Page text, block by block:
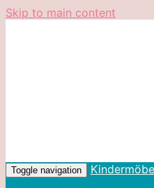
Skip to main content
Toggle navigation